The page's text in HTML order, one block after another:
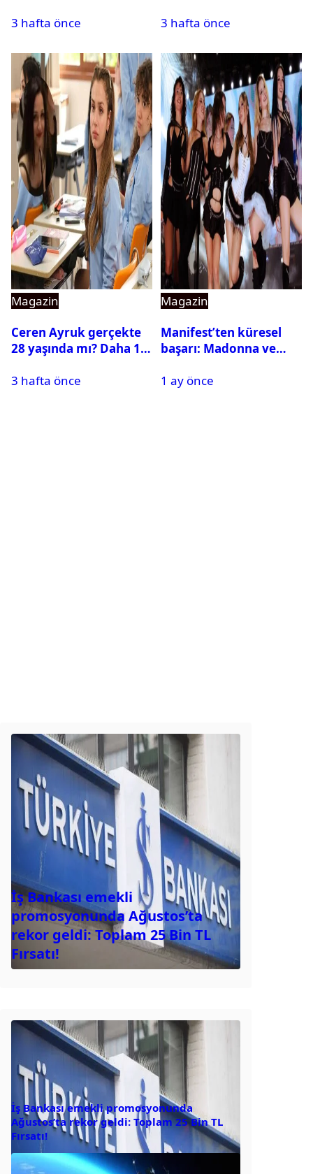
3 hafta önce
3 hafta önce
Magazin
Ceren Ayruk gerçekte
28 yaşında mı? Daha 17
3 hafta önce
Magazin
Manifest’ten küresel
başarı: Madonna ve
bıraktı
1 ay önce
İş Bankası emekli
promosyonunda Ağustos’ta
rekor geldi: Toplam 25 Bin TL
Fırsatı!
İş Bankası emekli promosyonunda
Ağustos’ta rekor geldi: Toplam 25 Bin TL
Fırsatı!